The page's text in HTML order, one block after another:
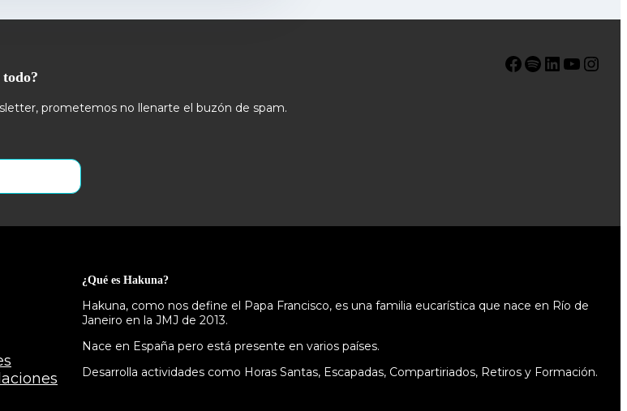
prometemos no llenarte el buzón de spam.
Facebook Spotify LinkedIn YouTube Instagram
¿Qué es Hakuna?
Hakuna, como nos define el Papa Francisco, es una familia eucarística que nace en Río de
Janeiro en la JMJ de 2013.
Nace en España pero está presente en varios países.
Desarrolla actividades como Horas Santas, Escapadas, Compartiriados, Retiros y Formación.